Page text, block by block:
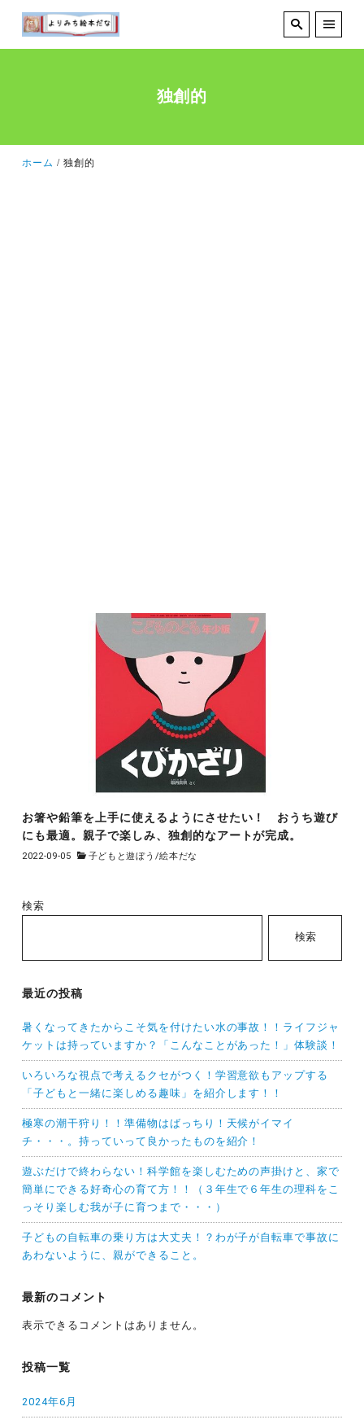
独創的
ホーム 独創的
お箸や鉛筆を上手に使えるようにさせたい！ おうち遊び
にも最適。親子で楽しみ、独創的なアートが完成。
2022-09-05 子どもと遊ぼう /絵本だな
検索
検索
最近の投稿
暑くなってきたからこそ気を付けたい水の事故！！ライフジャ
ケットは持っていますか？「こんなことがあった！」体験談！
いろいろな視点で考えるクセがつく！学習意欲もアップする
「子どもと一緒に楽しめる趣味」を紹介します！！
極寒の潮干狩り！！準備物はばっちり！天候がイマイ
チ・・・。持っていって良かったものを紹介！
遊ぶだけで終わらない！科学館を楽しむための声掛けと、家で
簡単にできる好奇心の育て方！！（３年生で６年生の理科をこ
っそり楽しむ我が子に育つまで・・・）
子どもの自転車の乗り方は大丈夫！？わが子が自転車で事故に
あわないように、親ができること。
最新のコメント
表示できるコメントはありません。
投稿一覧
2024年6月